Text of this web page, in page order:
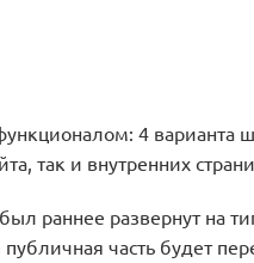
4 варианта
так и внутренних
раннее развернут на
часть будет